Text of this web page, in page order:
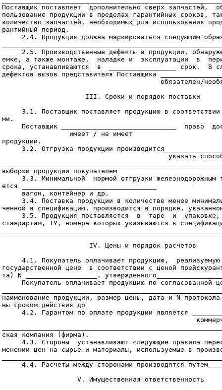
Поставщик поставляет  дополнительно сверх запчастей,
пользование продукции в пределах гарантийных сроков,
количество запчастей, необходимых для использования
рантийный период.
2.4. Продукция должна маркироваться следующим
2.5. Производственные дефекты в продукции,
емке, а также монтаже,  наладке и  эксплуатации  в
срока, устанавливаются  в  _________________ срок.  В
дефектов вызов представителя Поставщика
обязателен/
                     III. Сроки и порядок поставки
3.1. Поставщик поставляет продукцию в
ми.
Поставщик _____________________________  право
                 имеет / не имеет
продукции.
3.2. Отгрузка продукции
указать
выборки продукции покупателем
3.3. Минимальной  нормой отгрузки железнодорожным
ется __________________________________
     вагон, контейнер и др.
3.4. Поставка продукции в количестве менее
ченной в спецификацию, производится в порядке,
3.5. Продукция поставляется  в  таре  и
стандартам, ТУ, номера которых указываются в
                      IV. Цены и порядок расчетов
4.1. Покупатель оплачивает продукцию,
государственной цене  в соответствии с ценой
та) N __________________,
Покупатель оплачивает продукцию по согласованной
наименование продукции, размер цены, дата и N
ны сроком действия до
4.2. Гарантом по оплате продукции является
ская компания (фирма).
4.3. Стороны  устанавливают следующие правила
менении цен на сырье и материалы, используемые в
4.4. Расчеты между сторонами производятся
                   V. Имущественная ответственность